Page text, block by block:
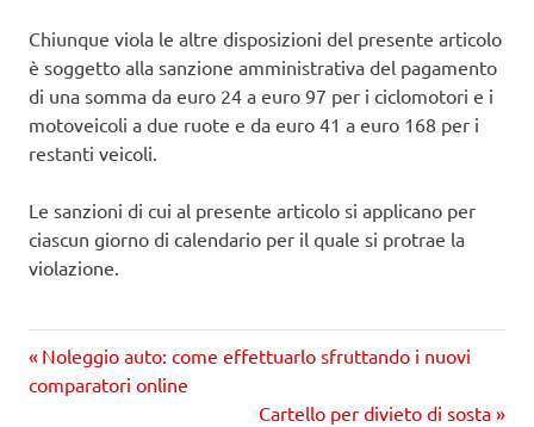
Chiunque viola le altre disposizioni del presente articolo
è soggetto alla sanzione amministrativa del pagamento
di una somma da euro 24 a euro 97 per i ciclomotori e i
motoveicoli a due ruote e da euro 41 a euro 168 per i
restanti veicoli.
Le sanzioni di cui al presente articolo si applicano per
ciascun giorno di calendario per il quale si protrae la
violazione.
Navigazione
Precedente
articolo:
Noleggio auto: come effettuarlo sfruttando i nuovi
comparatori online
Prossimo
Cartello per divieto di sosta